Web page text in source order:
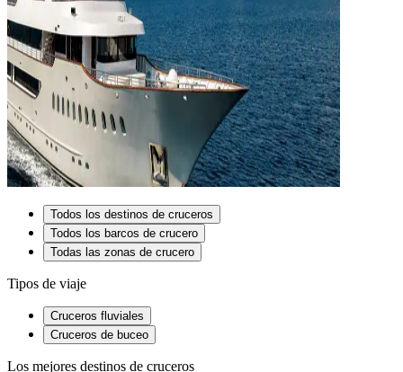
Todos los destinos de cruceros
Todos los barcos de crucero
Todas las zonas de crucero
Tipos de viaje
Cruceros fluviales
Cruceros de buceo
Los mejores destinos de cruceros